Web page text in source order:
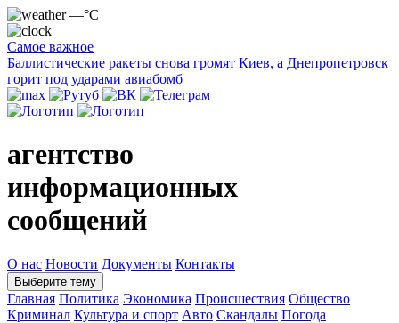
—°C
Самое важное
Баллистические ракеты снова громят Киев, а Днепропетровск
горит под ударами авиабомб
агентство
информационных
сообщений
О нас Новости Документы Контакты
Выберите тему
Главная Политика Экономика Происшествия Общество
Криминал Культура и спорт Авто Скандалы Погода